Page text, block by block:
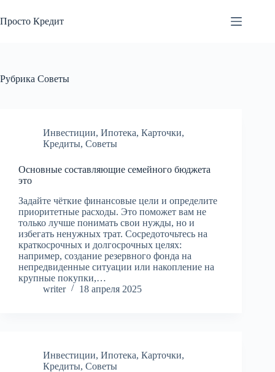
к
сути
Просто Кредит
Рубрика Советы
Инвестиции, Ипотека, Карточки,
Кредиты, Советы
Основные составляющие семейного бюджета
это
Задайте чёткие финансовые цели и определите
приоритетные расходы. Это поможет вам не
только лучше понимать свои нужды, но и
избегать ненужных трат. Сосредоточьтесь на
краткосрочных и долгосрочных целях:
например, создание резервного фонда на
непредвиденные ситуации или накопление на
крупные покупки,…
writer
18 апреля 2025
Инвестиции, Ипотека, Карточки,
Кредиты, Советы